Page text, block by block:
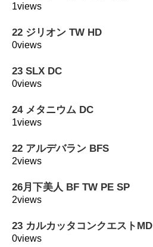
1views
22 ジリオン TW HD
0views
23 SLX DC
0views
24 メタニウム DC
1views
22 アルデバラン BFS
2views
26月下美人 BF TW PE SP
2views
23 カルカッタコンクエストMD
0views